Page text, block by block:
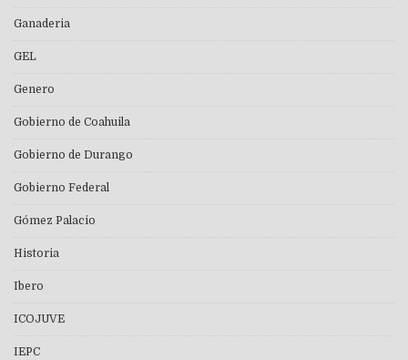
Ganaderia
GEL
Genero
Gobierno de Coahuila
Gobierno de Durango
Gobierno Federal
Gómez Palacio
Historia
Ibero
ICOJUVE
IEPC